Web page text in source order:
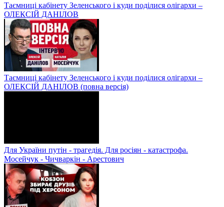
Таємниці кабінету Зеленського і куди поділися олігархи –
ОЛЕКСІЙ ДАНІЛОВ
Таємниці кабінету Зеленського і куди поділися олігархи –
ОЛЕКСІЙ ДАНІЛОВ (повна версія)
Для України путін - трагедія. Для росіян - катастрофа.
Мосейчук - Чичваркін - Арестович